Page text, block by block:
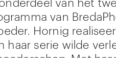
van
Hornig
haar serie wilde